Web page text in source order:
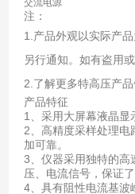
注：
1.产品外观以实际产
另行通知。如有盗用
2.了解更多特高压产
产品特征
1、采用大屏幕液晶显
2、高精度采样处理电
加可靠。
3、仪器采用独特的高
压、电流信号，保证
4、具有阻性电流基波